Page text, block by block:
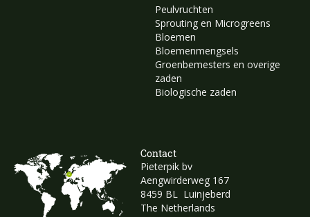
Peulvruchten
Sprouting en Microgreens
Bloemen
Bloemenmengsels
Groenbemesters en overige
zaden
Biologische zaden
Contact
Pieterpik bv
Aengwirderweg 167
8459 BL Luinjeberd
The Netherlands